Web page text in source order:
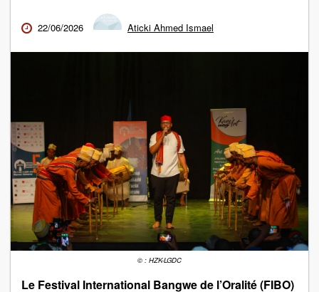
22/06/2026 Aticki Ahmed Ismael
© : HZK-LGDC
Le Festival International Bangwe de l’Oralité (FIBO)